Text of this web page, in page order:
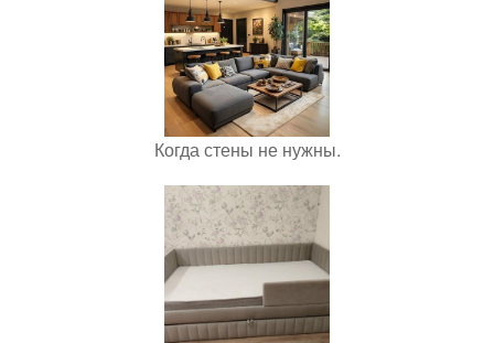
Когда стены не нужны.